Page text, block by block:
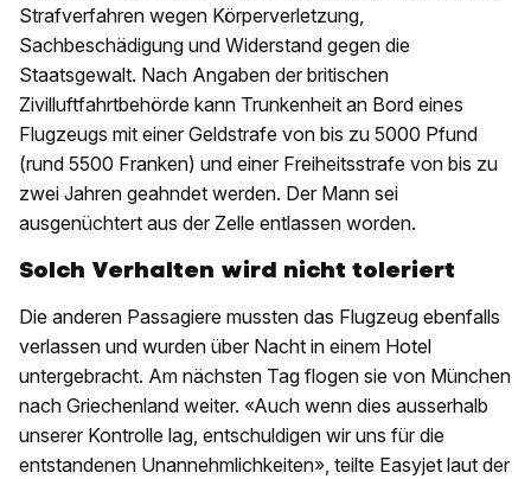
Strafverfahren wegen Körperverletzung,
Sachbeschädigung und Widerstand gegen die
Staatsgewalt. Nach Angaben der britischen
Zivilluftfahrtbehörde kann Trunkenheit an Bord eines
Flugzeugs mit einer Geldstrafe von bis zu 5000 Pfund
(rund 5500 Franken) und einer Freiheitsstrafe von bis zu
zwei Jahren geahndet werden. Der Mann sei
ausgenüchtert aus der Zelle entlassen worden.
Solch Verhalten wird nicht toleriert
Die anderen Passagiere mussten das Flugzeug ebenfalls
verlassen und wurden über Nacht in einem Hotel
untergebracht. Am nächsten Tag flogen sie von München
nach Griechenland weiter. «Auch wenn dies ausserhalb
unserer Kontrolle lag, entschuldigen wir uns für die
entstandenen Unannehmlichkeiten», teilte Easyjet laut der